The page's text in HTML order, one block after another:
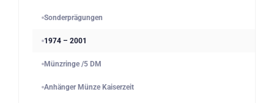
Sonderprägungen
1974 – 2001
Münzringe /5 DM
Anhänger Münze Kaiserzeit